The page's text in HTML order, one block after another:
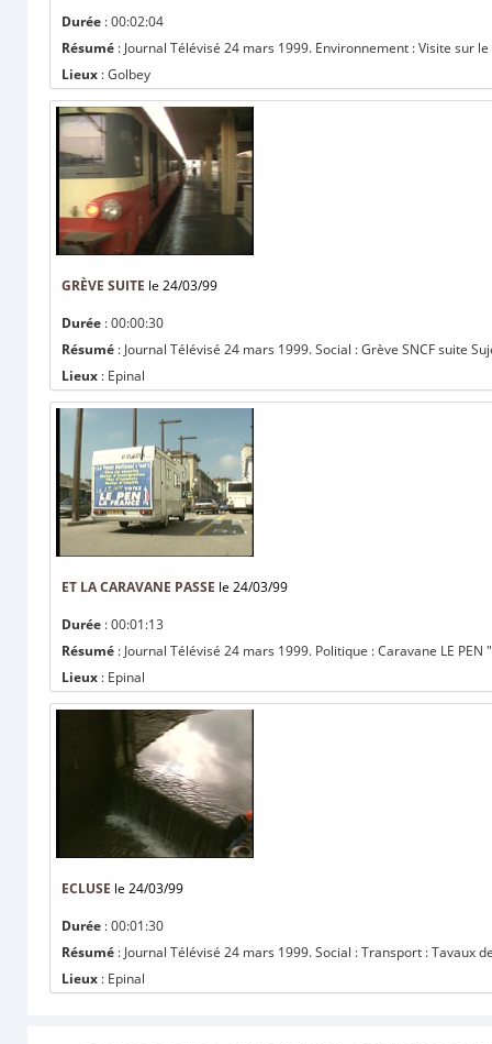
Durée : 00:02:04
Résumé : Journal Télévisé 24 mars 1999. Environnement : Visite sur
Lieux : Golbey
GRÈVE SUITE le 24/03/99
Durée : 00:00:30
Résumé : Journal Télévisé 24 mars 1999. Social : Grève SNCF suite
Lieux : Epinal
ET LA CARAVANE PASSE le 24/03/99
Durée : 00:01:13
Résumé : Journal Télévisé 24 mars 1999. Politique : Caravane LE
Lieux : Epinal
ECLUSE le 24/03/99
Durée : 00:01:30
Résumé : Journal Télévisé 24 mars 1999. Social : Transport : Tavaux
Lieux : Epinal